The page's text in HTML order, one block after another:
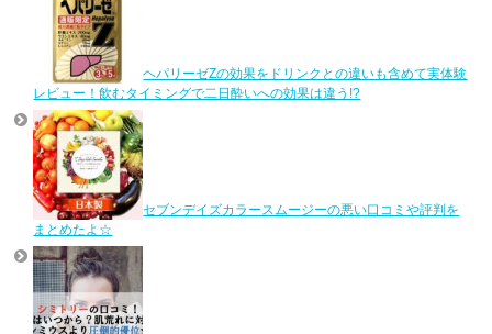
ヘパリーゼZの効果をドリンクとの違いも含めて実体験
レビュー！飲むタイミングで二日酔いへの効果は違う!?
セブンデイズカラースムージーの悪い口コミや評判を
まとめたよ☆